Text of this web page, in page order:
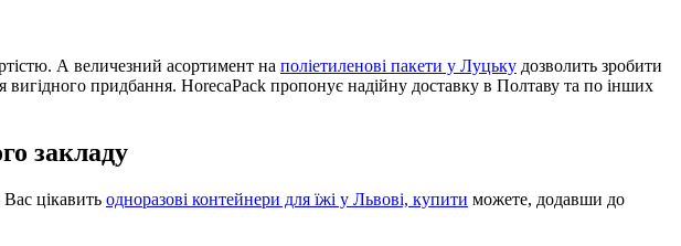
А величезний асортимент на поліетиленові пакети у Луцьку дозволить зробити
вигідного придбання. HorecaPack пропонує надійну доставку в Полтаву та по інших
закладу
цікавить одноразові контейнери для їжі у Львові, купити можете, додавши до